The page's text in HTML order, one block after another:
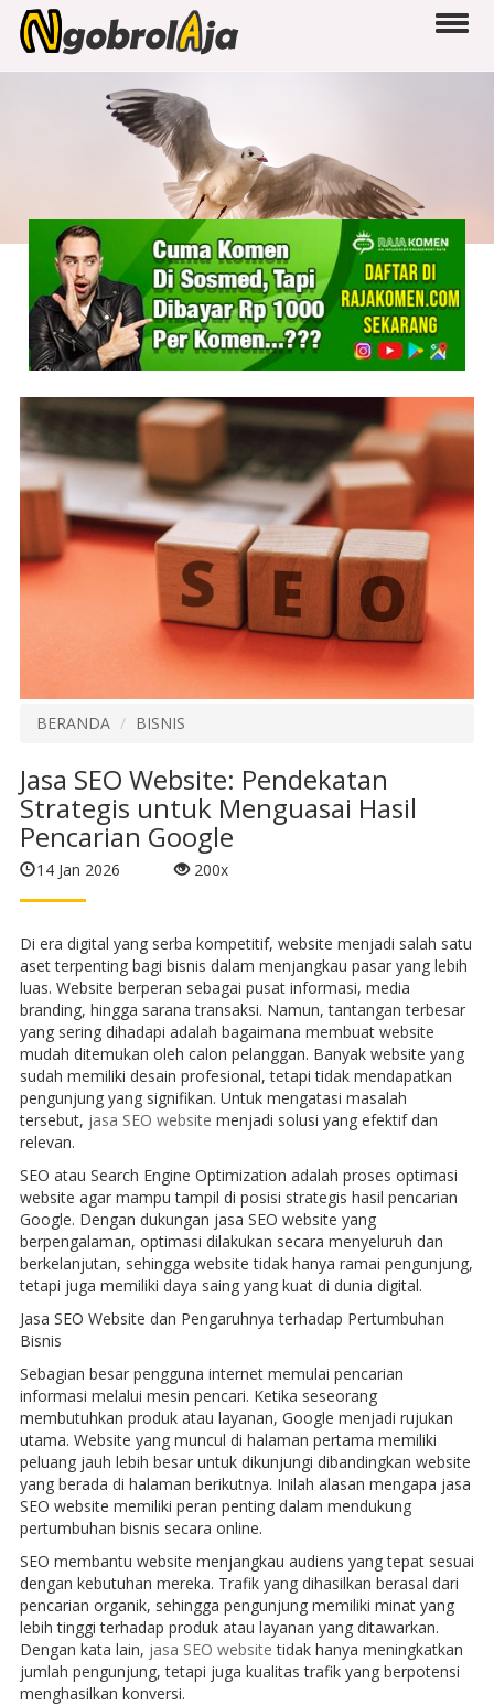
BERANDA BISNIS
Jasa SEO Website: Pendekatan
Strategis untuk Menguasai Hasil
Pencarian Google
14 Jan 2026 200x
Di era digital yang serba kompetitif, website menjadi salah satu
aset terpenting bagi bisnis dalam menjangkau pasar yang lebih
luas. Website berperan sebagai pusat informasi, media
branding, hingga sarana transaksi. Namun, tantangan terbesar
yang sering dihadapi adalah bagaimana membuat website
mudah ditemukan oleh calon pelanggan. Banyak website yang
sudah memiliki desain profesional, tetapi tidak mendapatkan
pengunjung yang signifikan. Untuk mengatasi masalah
tersebut, jasa SEO website menjadi solusi yang efektif dan
relevan.
SEO atau Search Engine Optimization adalah proses optimasi
website agar mampu tampil di posisi strategis hasil pencarian
Google. Dengan dukungan jasa SEO website yang
berpengalaman, optimasi dilakukan secara menyeluruh dan
berkelanjutan, sehingga website tidak hanya ramai pengunjung,
tetapi juga memiliki daya saing yang kuat di dunia digital.
Jasa SEO Website dan Pengaruhnya terhadap Pertumbuhan
Bisnis
Sebagian besar pengguna internet memulai pencarian
informasi melalui mesin pencari. Ketika seseorang
membutuhkan produk atau layanan, Google menjadi rujukan
utama. Website yang muncul di halaman pertama memiliki
peluang jauh lebih besar untuk dikunjungi dibandingkan website
yang berada di halaman berikutnya. Inilah alasan mengapa jasa
SEO website memiliki peran penting dalam mendukung
pertumbuhan bisnis secara online.
SEO membantu website menjangkau audiens yang tepat sesuai
dengan kebutuhan mereka. Trafik yang dihasilkan berasal dari
pencarian organik, sehingga pengunjung memiliki minat yang
lebih tinggi terhadap produk atau layanan yang ditawarkan.
Dengan kata lain, jasa SEO websitetidak hanya meningkatkan
jumlah pengunjung, tetapi juga kualitas trafik yang berpotensi
menghasilkan konversi.